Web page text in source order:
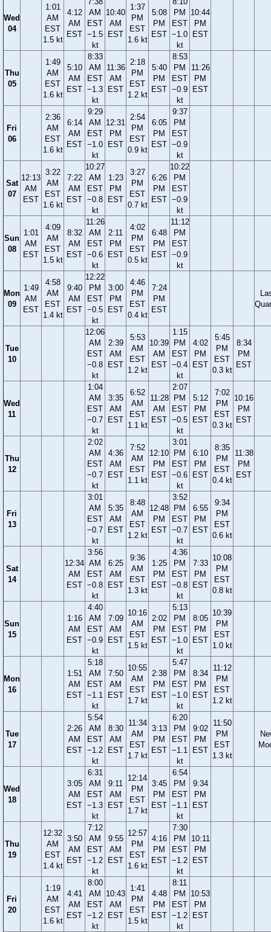
Wed
04
1:01
AM
EST
1.5 kt
4:12
AM
EST
AM
EST
−1.5
kt
10:40
AM
EST
1:37
PM
EST
1.6 kt
5:08
PM
EST
PM
EST
−1.0
kt
10:44
PM
EST
Thu
05
1:49
AM
EST
1.6 kt
5:10
AM
EST
8:33
AM
EST
−1.3
kt
11:36
AM
EST
2:18
PM
EST
1.2 kt
5:40
PM
EST
8:53
PM
EST
−0.9
kt
11:26
PM
EST
Fri
06
2:36
AM
EST
1.6 kt
6:14
AM
EST
9:29
AM
EST
−1.0
kt
12:31
PM
EST
2:54
PM
EST
0.9 kt
6:05
PM
EST
9:37
PM
EST
−0.9
kt
Sat
07
12:13
AM
EST
3:22
AM
EST
1.6 kt
7:22
AM
EST
10:27
AM
EST
−0.8
kt
1:23
PM
EST
3:27
PM
EST
0.7 kt
6:26
PM
EST
10:22
PM
EST
−0.9
kt
Sun
08
1:01
AM
EST
4:09
AM
EST
1.5 kt
8:32
AM
EST
11:26
AM
EST
−0.6
kt
2:11
PM
EST
4:02
PM
EST
0.5 kt
6:48
PM
EST
11:12
PM
EST
−0.9
kt
Mon
09
1:49
AM
EST
4:58
AM
EST
1.4 kt
9:40
AM
EST
12:22
PM
EST
−0.5
kt
3:00
PM
EST
4:46
PM
EST
0.4 kt
7:24
PM
EST
Tue
10
12:06
AM
EST
−0.8
kt
2:39
AM
EST
5:53
AM
EST
1.2 kt
10:39
AM
EST
1:15
PM
EST
−0.4
kt
4:02
PM
EST
5:45
PM
EST
0.3 kt
8:34
PM
EST
Wed
11
1:04
AM
EST
−0.7
kt
3:35
AM
EST
6:52
AM
EST
1.1 kt
11:28
AM
EST
2:07
PM
EST
−0.5
kt
5:12
PM
EST
7:02
PM
EST
0.3 kt
10:16
PM
EST
Thu
12
2:02
AM
EST
−0.7
kt
4:36
AM
EST
7:52
AM
EST
1.1 kt
12:10
PM
EST
3:01
PM
EST
−0.6
kt
6:10
PM
EST
8:35
PM
EST
0.4 kt
11:38
PM
EST
Fri
13
3:01
AM
EST
−0.7
kt
5:35
AM
EST
8:48
AM
EST
1.2 kt
12:48
PM
EST
3:52
PM
EST
−0.7
kt
6:55
PM
EST
9:34
PM
EST
0.6 kt
Sat
14
12:34
AM
EST
3:56
AM
EST
−0.8
kt
6:25
AM
EST
9:36
AM
EST
1.3 kt
1:25
PM
EST
4:36
PM
EST
−0.8
kt
7:33
PM
EST
10:08
PM
EST
0.8 kt
Sun
15
1:16
AM
EST
4:40
AM
EST
−0.9
kt
7:09
AM
EST
10:16
AM
EST
1.5 kt
2:02
PM
EST
5:13
PM
EST
−1.0
kt
8:05
PM
EST
10:39
PM
EST
1.0 kt
Mon
16
1:51
AM
EST
5:18
AM
EST
−1.1
kt
7:50
AM
EST
10:55
AM
EST
1.7 kt
2:38
PM
EST
5:47
PM
EST
−1.0
kt
8:34
PM
EST
11:12
PM
EST
1.2 kt
Tue
17
2:26
AM
EST
5:54
AM
EST
−1.2
kt
8:30
AM
EST
11:34
AM
EST
1.7 kt
3:13
PM
EST
6:20
PM
EST
−1.1
kt
9:02
PM
EST
11:50
PM
EST
1.3 kt
Wed
18
3:05
AM
EST
6:31
AM
EST
−1.3
kt
9:11
AM
EST
12:14
PM
EST
1.7 kt
3:45
PM
EST
6:54
PM
EST
−1.1
kt
9:34
PM
EST
Thu
19
12:32
AM
EST
1.4 kt
3:50
AM
EST
7:12
AM
EST
−1.2
kt
9:55
AM
EST
12:57
PM
EST
1.6 kt
4:16
PM
EST
7:30
PM
EST
−1.2
kt
10:11
PM
EST
Fri
20
1:19
AM
EST
1.6 kt
4:41
AM
EST
8:00
AM
EST
−1.2
kt
10:43
AM
EST
1:41
PM
EST
1.5 kt
4:48
PM
EST
8:11
PM
EST
−1.2
kt
10:53
PM
EST